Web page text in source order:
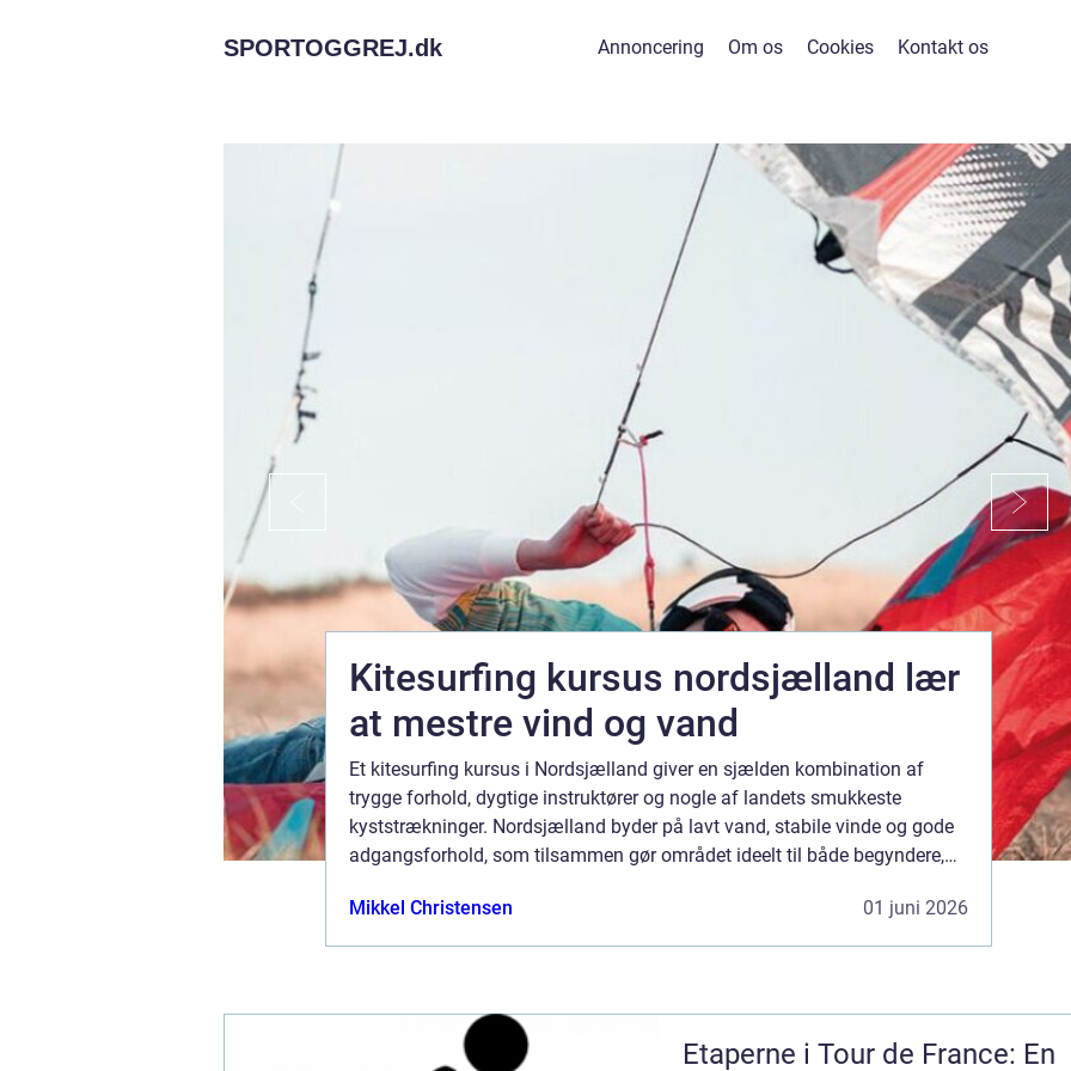
SPORTOGGREJ.dk Annoncering Om os Cookies Kontakt os
Kitesurfing kursus nordsjælland lær
at mestre vind og vand
Et kitesurfing kursus i Nordsjælland giver en sjælden kombination af
trygge forhold, dygtige instruktører og nogle af landets smukkeste
kyststrækninger. Nordsjælland byder på lavt vand, stabile vinde og gode
adgangsforhold, som tilsammen gør området ideelt til både begyndere,
Mikkel Christensen
01 juni 2026
Etaperne i Tour de France: En